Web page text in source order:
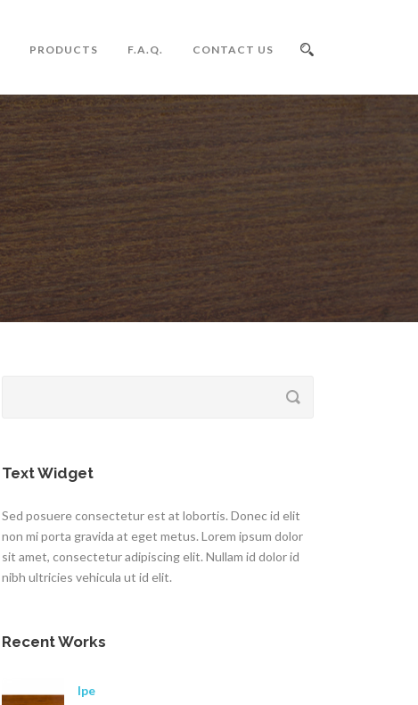
PRODUCTS F.A.Q. CONTACT US
Text Widget
Sed posuere consectetur est at lobortis. Donec id elit
non mi porta gravida at eget metus. Lorem ipsum dolor
sit amet, consectetur adipiscing elit. Nullam id dolor id
nibh ultricies vehicula ut id elit.
Recent Works
Ipe